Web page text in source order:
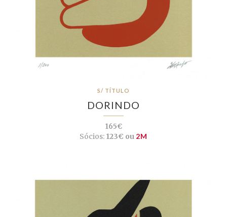
S/ TÍTULO
DORINDO
165€
Sócios: 123€ ou 2M